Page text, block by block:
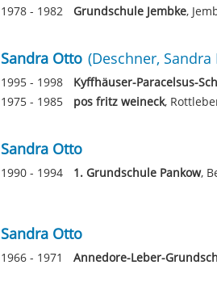
1978 - 1982
Grundschule Jembke,
Sandra Otto (Deschner, Sandra
1995 - 1998 Kyffhäuser-Paracelsus-
1975 - 1985
pos fritz weineck,
Sandra Otto
1990 - 1994 1. Grundschule Pankow,
Sandra Otto
1966 - 1971 Annedore-Leber-